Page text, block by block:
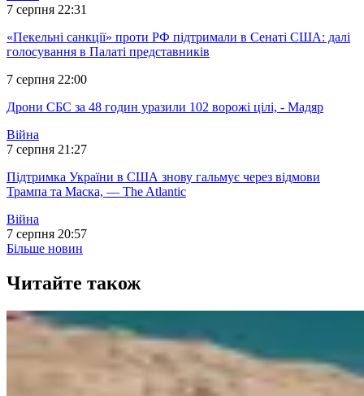
7 серпня 22:31
«Пекельні санкції» проти РФ підтримали в Сенаті США: далі
голосування в Палаті представників
7 серпня 22:00
Дрони СБС за 48 годин уразили 102 ворожі цілі, - Мадяр
Війна
7 серпня 21:27
Підтримка України в США знову гальмує через відмови
Трампа та Маска, — The Atlantic
Війна
7 серпня 20:57
Більше новин
Читайте також